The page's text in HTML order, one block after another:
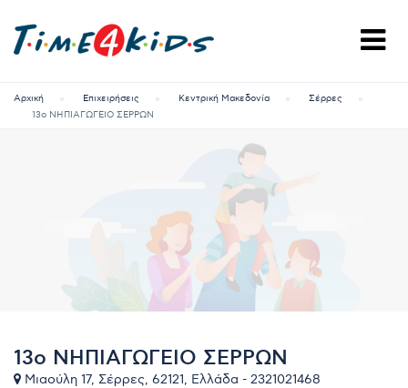
Αρχική Επιχειρήσεις Κεντρική Μακεδονία
Σέρρες
13ο ΝΗΠΙΑΓΩΓΕΙΟ ΣΕΡΡΩΝ
13ο ΝΗΠΙΑΓΩΓΕΙΟ ΣΕΡΡΩΝ
Μιαούλη 17, Σέρρες, 62121, Ελλάδα - 2321021468